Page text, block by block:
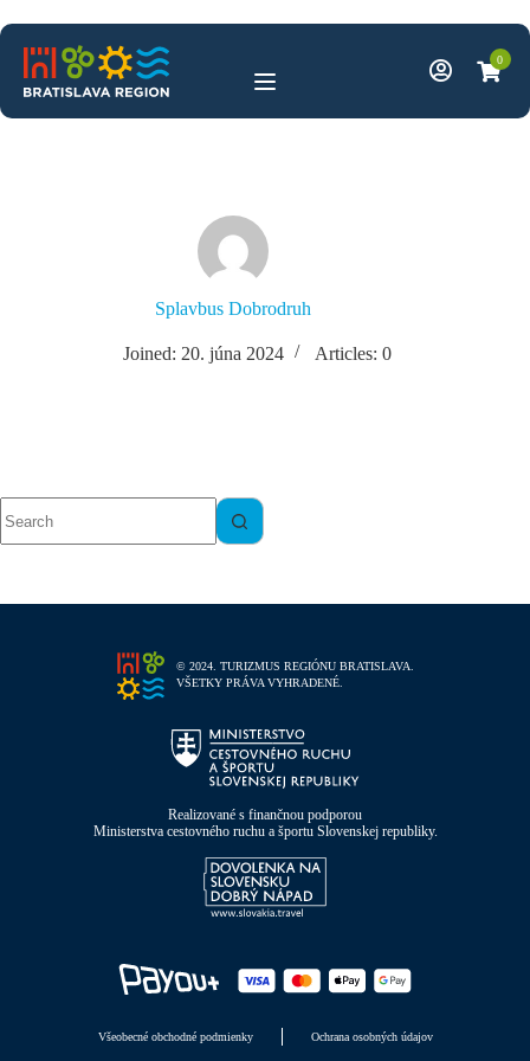
to
content
0
Splavbus Dobrodruh
Joined: 20. júna 2024 Articles: 0
results
© 2024. TURIZMUS REGIÓNU BRATISLAVA.
VŠETKY PRÁVA VYHRADENÉ.
Realizované s finančnou podporou
Ministerstva cestovného ruchu a športu Slovenskej republiky.
Všeobecné obchodné podmienky Ochrana osobných údajov